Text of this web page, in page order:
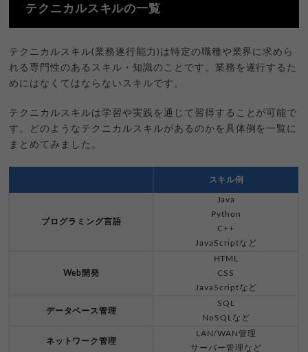
テクニカルスキルの一覧
テクニカルスキル(業務遂行能力)は特定の職種や業界に求めら
れる専門性のあるスキル・知識のことです。業務を遂行するた
めにはなくてはならないスキルです。
テクニカルスキルは学習や実践を通じて習得することが可能で
す。どのようなテクニカルスキルがあるのかを具体例を一覧に
まとめてみました。
スキル例
プログラミング言語
Java
Python
C++
JavaScriptなど
Web開発
HTML
CSS
JavaScriptなど
データベース管理
SQL
NoSQLなど
ネットワーク管理
LAN/WAN管理
サーバー管理など